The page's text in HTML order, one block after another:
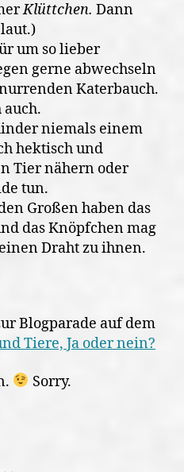
Klüttchen. Dann
um so lieber
gerne abwechseln
Katerbauch.
auch.
niemals einem
hektisch und
Tier nähern oder
tun.
Großen haben das
das Knöpfchen mag
Draht zu ihnen.
Blogparade auf dem
Tiere, Ja oder nein?
Sorry.